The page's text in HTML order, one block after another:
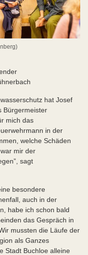
hat Josef
Bürgermeister
mich das
in der
welche Schäden
mir der
sagt
besondere
auch in der
habe ich schon bald
das Gespräch in
mussten die Läufe der
als Ganzes
Stadt Buchloe alleine